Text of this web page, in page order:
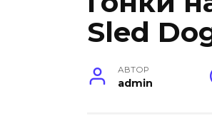
Sled
АВТОР
admin